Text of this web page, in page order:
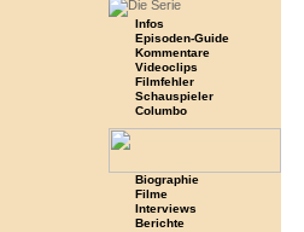
Infos
Episoden-Guide
Kommentare
Videoclips
Filmfehler
Schauspieler
Columbo
Biographie
Filme
Interviews
Berichte